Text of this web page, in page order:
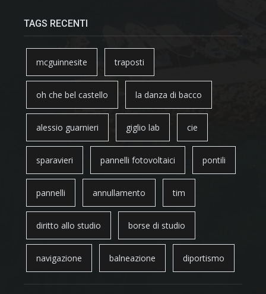
TAGS RECENTI
mcguinnesite traposti
oh che bel castello la danza di bacco
alessio guarnieri giglio lab cie
sparavieri pannelli fotovoltaici pontili
pannelli annullamento tim
diritto allo studio borse di studio
navigazione balneazione diportismo